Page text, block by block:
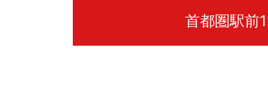
首都圏駅前